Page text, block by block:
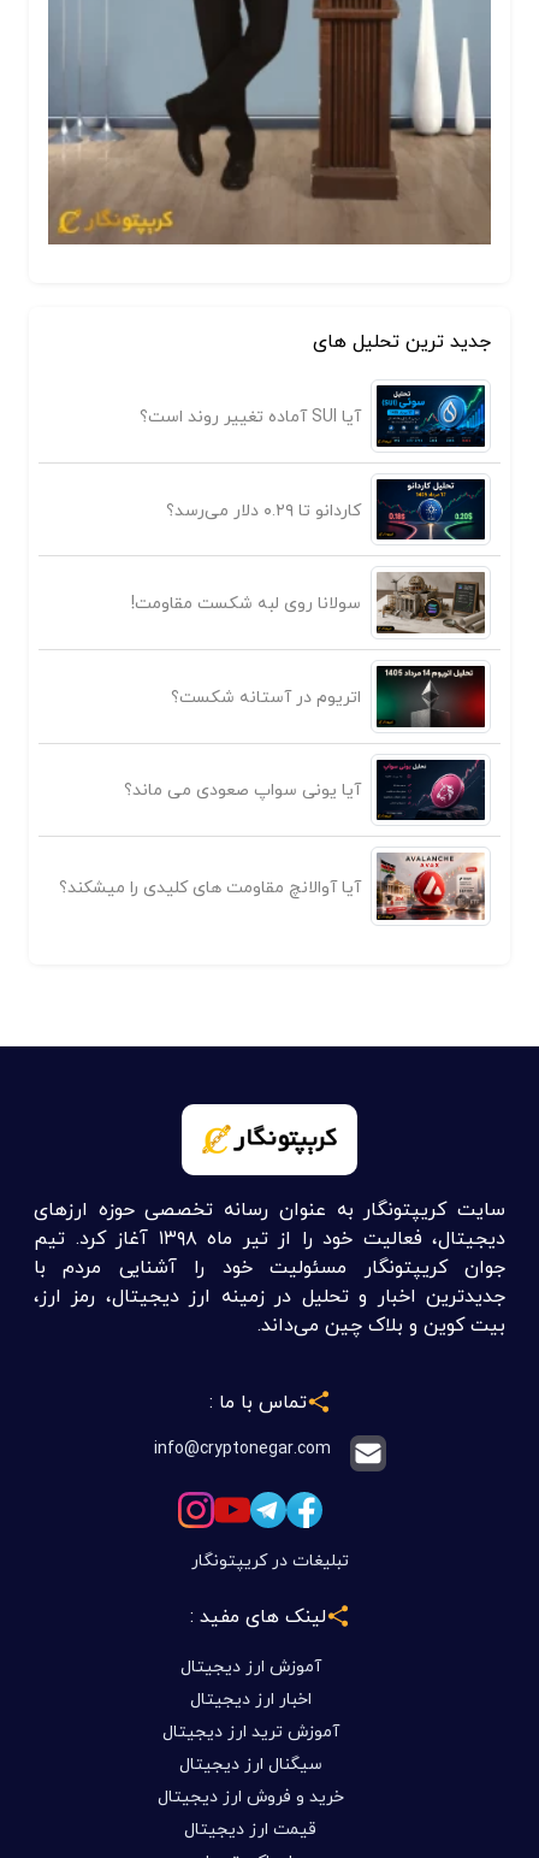
جدید ترین تحلیل های
آیا SUI آماده تغییر روند است؟
کاردانو تا ۰.۲۹ دلار می‌رسد؟
سولانا روی لبه شکست مقاومت!
اتریوم در آستانه شکست؟
آیا یونی سواپ صعودی می ماند؟
آیا آوالانچ مقاومت های کلیدی را میشکند؟
سایت کریپتونگار به عنوان رسانه تخصصی حوزه ارزهای
دیجیتال، فعالیت خود را از تیر ماه ۱۳۹۸ آغاز کرد. تیم
جوان کریپتونگار مسئولیت خود را آشنایی مردم با
جدیدترین اخبار و تحلیل در زمینه ارز دیجیتال، رمز ارز،
بیت کوین و بلاک چین می‌داند.
تماس با ما :
info@cryptonegar.com
تبلیغات در کریپتونگار
لینک های مفید :
آموزش ارز دیجیتال
اخبار ارز دیجیتال
آموزش ترید ارز دیجیتال
سیگنال ارز دیجیتال
خرید و فروش ارز دیجیتال
قیمت ارز دیجیتال